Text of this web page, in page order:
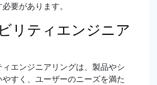
要があります。
リティエンジニア
エンジニアリングは、製品やシ
すく、ユーザーのニーズを満た